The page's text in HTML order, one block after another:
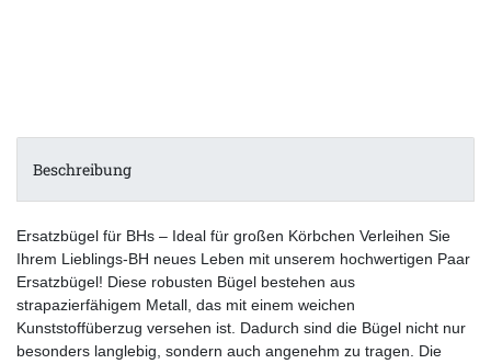
Beschreibung
Ersatzbügel für BHs – Ideal für großen Körbchen Verleihen Sie
Ihrem Lieblings-BH neues Leben mit unserem hochwertigen Paar
Ersatzbügel! Diese robusten Bügel bestehen aus
strapazierfähigem Metall, das mit einem weichen
Kunststoffüberzug versehen ist. Dadurch sind die Bügel nicht nur
besonders langlebig, sondern auch angenehm zu tragen. Die